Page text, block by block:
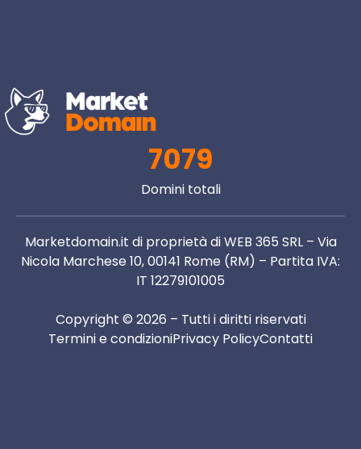
7079
Domini totali
Marketdomain.it di proprietà di WEB 365 SRL – Via
Nicola Marchese 10, 00141 Rome (RM) – Partita IVA:
IT 12279101005
Copyright © 2026 – Tutti i diritti riservati
Termini e condizioniPrivacy PolicyContatti